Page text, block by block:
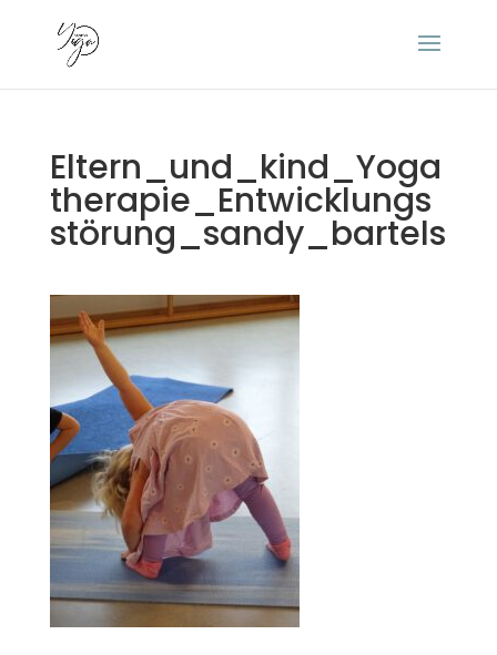
Eltern_und_kind_Yoga
therapie_Entwicklungs
störung_sandy_bartels